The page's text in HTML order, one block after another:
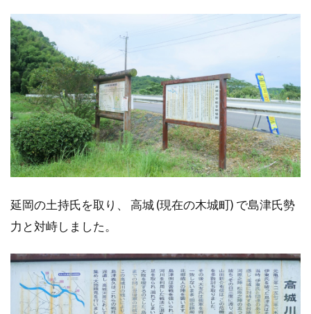
延岡の土持氏を取り、 高城 (現在の木城町) で島津氏勢
力と対峙しました。